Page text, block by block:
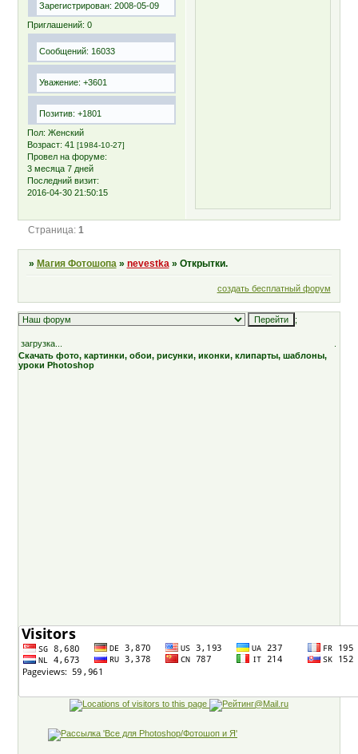
Зарегистрирован: 2008-05-09
Приглашений: 0
Сообщений: 16033
Уважение: +3601
Позитив: +1801
Пол: Женский
Возраст: 41[1984-10-27]
Провел на форуме:
3 месяца 7 дней
Последний визит:
2016-04-30 21:50:15
Страница: 1
» Магия Фотошопа » nevestka » Открытки.
создать бесплатный форум
;
загрузка...
Скачать фото, картинки, обои, рисунки, иконки, клипарты, шаблоны,
уроки Photoshop